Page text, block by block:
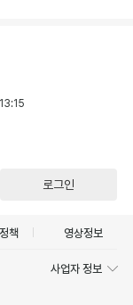
로그인
책 영상정보
사업자 정보